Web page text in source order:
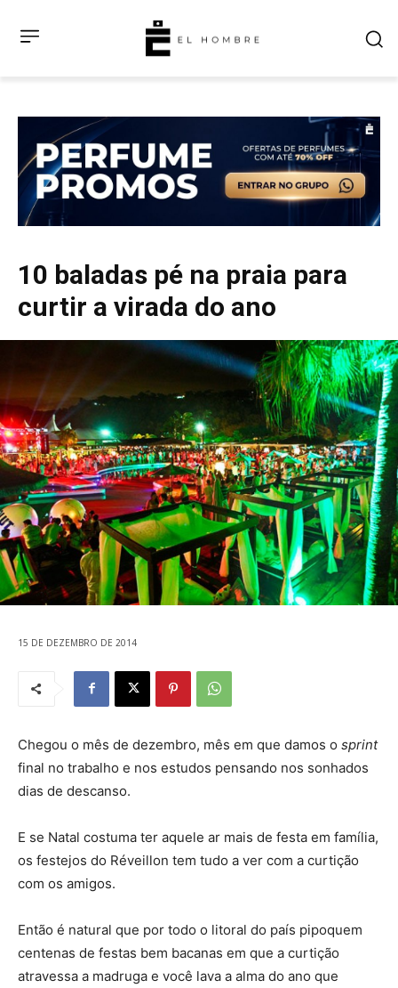
10 baladas pé na praia para
curtir a virada do ano
15 DE DEZEMBRO DE 2014
Chegou o mês de dezembro, mês em que damos o sprint
final no trabalho e nos estudos pensando nos sonhados
dias de descanso.
E se Natal costuma ter aquele ar mais de festa em família,
os festejos do Réveillon tem tudo a ver com a curtição
com os amigos.
Então é natural que por todo o litoral do país pipoquem
centenas de festas bem bacanas em que a curtição
atravessa a madruga e você lava a alma do ano que